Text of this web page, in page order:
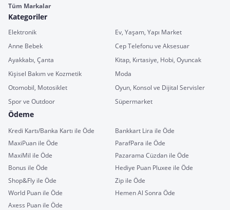
Tüm Markalar
Kategoriler
Elektronik
Ev, Yaşam, Yapı Market
Anne Bebek
Cep Telefonu ve Aksesuar
Ayakkabı, Çanta
Kitap, Kırtasiye, Hobi, Oyuncak
Kişisel Bakım ve Kozmetik
Moda
Otomobil, Motosiklet
Oyun, Konsol ve Dijital Servisler
Spor ve Outdoor
Süpermarket
Ödeme
Kredi Kartı/Banka Kartı ile Öde
Bankkart Lira ile Öde
MaxiPuan ile Öde
ParafPara ile Öde
MaxiMil ile Öde
Pazarama Cüzdan ile Öde
Bonus ile Öde
Hediye Puan Pluxee ile Öde
Shop&Fly ile Öde
Zip ile Öde
World Puan ile Öde
Hemen Al Sonra Öde
Axess Puan ile Öde